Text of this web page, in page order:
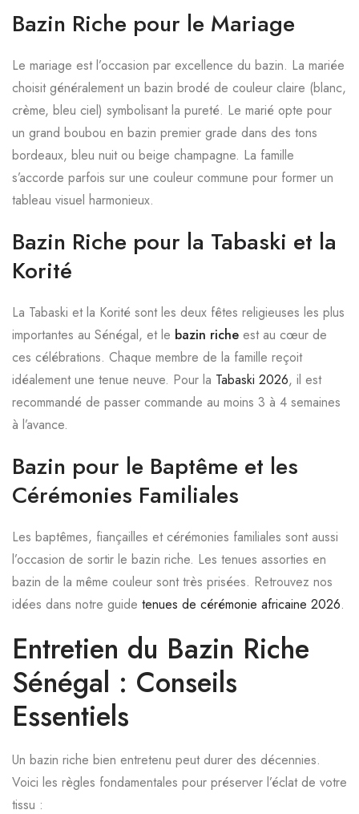
Bazin Riche pour le Mariage
Le mariage est l’occasion par excellence du bazin. La mariée
choisit généralement un bazin brodé de couleur claire (blanc,
crème, bleu ciel) symbolisant la pureté. Le marié opte pour
un grand boubou en bazin premier grade dans des tons
bordeaux, bleu nuit ou beige champagne. La famille
s’accorde parfois sur une couleur commune pour former un
tableau visuel harmonieux.
Bazin Riche pour la Tabaski et la
Korité
La Tabaski et la Korité sont les deux fêtes religieuses les plus
importantes au Sénégal, et le bazin riche est au cœur de
ces célébrations. Chaque membre de la famille reçoit
idéalement une tenue neuve. Pour la Tabaski 2026, il est
recommandé de passer commande au moins 3 à 4 semaines
à l’avance.
Bazin pour le Baptême et les
Cérémonies Familiales
Les baptêmes, fiançailles et cérémonies familiales sont aussi
l’occasion de sortir le bazin riche. Les tenues assorties en
bazin de la même couleur sont très prisées. Retrouvez nos
idées dans notre guide tenues de cérémonie africaine 2026.
Entretien du Bazin Riche
Sénégal : Conseils
Essentiels
Un bazin riche bien entretenu peut durer des décennies.
Voici les règles fondamentales pour préserver l’éclat de votre
tissu :